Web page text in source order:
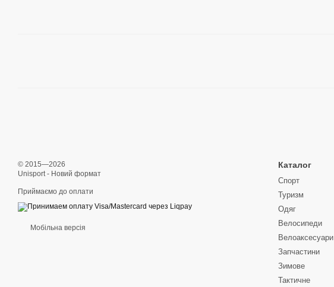
© 2015—2026
Unisport - Новий формат
Приймаємо до оплати
Мобільна версія
Каталог
Спорт
Туризм
Одяг
Велосипеди
Велоаксесуари
Запчастини
Зимове
Тактичне